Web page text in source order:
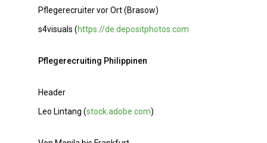
Pflegerecruiter vor Ort (Brasow)
s4visuals (https://de.depositphotos.com
Pflegerecruiting Philippinen
Header
Leo Lintang (stock.adobe.com)